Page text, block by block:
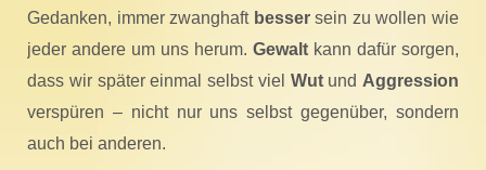
Gedanken, immer zwanghaft bessersein zu wollen wie
jeder andere um uns herum. Gewalt kann dafür sorgen,
dass wir später einmal selbst viel Wutund Aggression
verspüren – nicht nur uns selbst gegenüber, sondern
auch bei anderen.